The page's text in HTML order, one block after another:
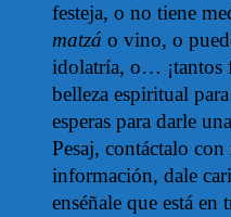
festeja, o no tiene
matzá o vino, o
idolatría, o… ¡tantos
belleza espiritual
esperas para darle
Pesaj, contáctalo
información, dale
enséñale que está en